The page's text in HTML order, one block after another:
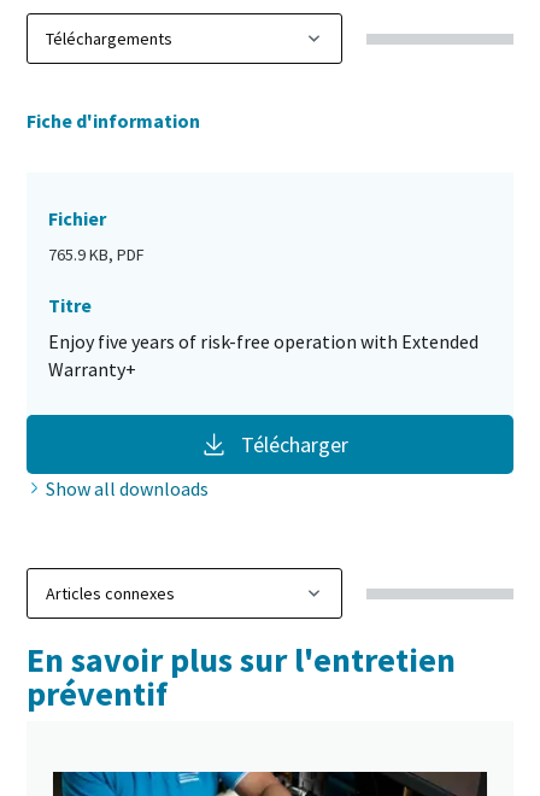
Fiche d'information
Fichier
765.9 KB, PDF
Titre
Enjoy five years of risk-free operation with Extended
Warranty+
Télécharger
Show all downloads
En savoir plus sur l'entretien
préventif